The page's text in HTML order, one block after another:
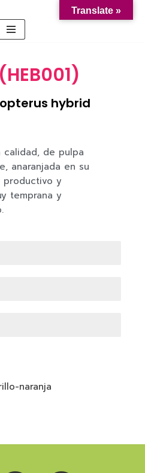
hybrid
calidad, de pulpa
anaranjada en su
productivo y
temprana y
Translate »